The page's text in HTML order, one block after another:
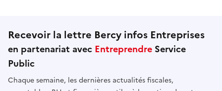
Recevoir la lettre Bercy infos Entreprises
en partenariat avec Entreprendre Service
Public
Chaque semaine, les dernières actualités fiscales,